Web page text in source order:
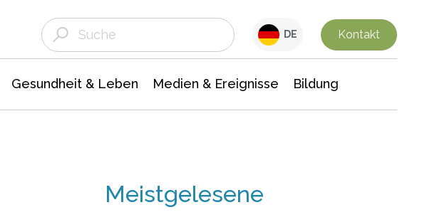
DE Kontakt
Gesundheit & Leben Medien & Ereignisse Bildung
Meistgelesene